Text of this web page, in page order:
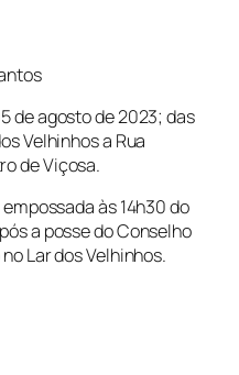
de agosto de 2023; das
Velhinhos a Rua
de Viçosa.
às 14h30 do
a posse do Conselho
Lar dos Velhinhos.